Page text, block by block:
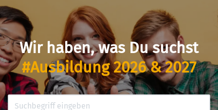
Wir haben, was Du suchst
#Ausbildung 2026 & 2027